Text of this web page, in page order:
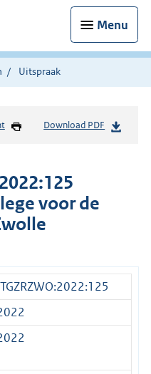
Menu
Uitspraak
Download PDF
voor de